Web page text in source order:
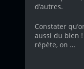
d’autres.
Constater
aussi du bien
répète, on …